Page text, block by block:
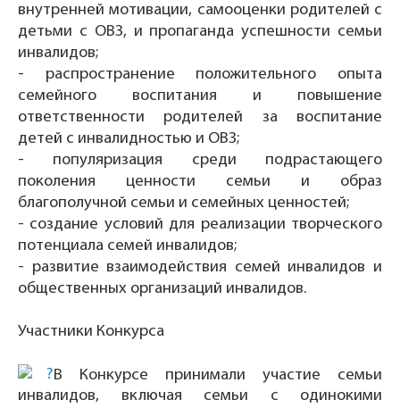
внутренней мотивации, самооценки родителей с
детьми с ОВЗ, и пропаганда успешности семьи
инвалидов;
- распространение положительного опыта
семейного воспитания и повышение
ответственности родителей за воспитание
детей с инвалидностью и ОВЗ;
- популяризация среди подрастающего
поколения ценности семьи и образ
благополучной семьи и семейных ценностей;
- создание условий для реализации творческого
потенциала семей инвалидов;
- развитие взаимодействия семей инвалидов и
общественных организаций инвалидов.
Участники Конкурса
В Конкурсе принимали участие семьи
инвалидов, включая семьи с одинокими